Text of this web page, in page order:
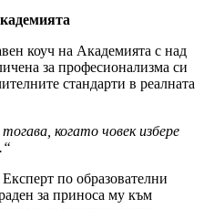
коуч на Академията с над
за професионализма си
стандарти в реалната
когато човек избере
Експерт по образователни
за приноса му към